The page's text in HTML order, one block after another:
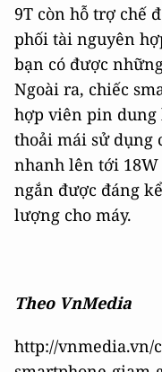
9T còn hỗ trợ chế
phối tài nguyên
bạn có được
Ngoài ra, chiếc
hợp viên pin dung
thoải mái sử dụng
nhanh lên tới
ngắn được đáng
lượng cho máy.
Theo VnMedia
http://vnmedia.vn/